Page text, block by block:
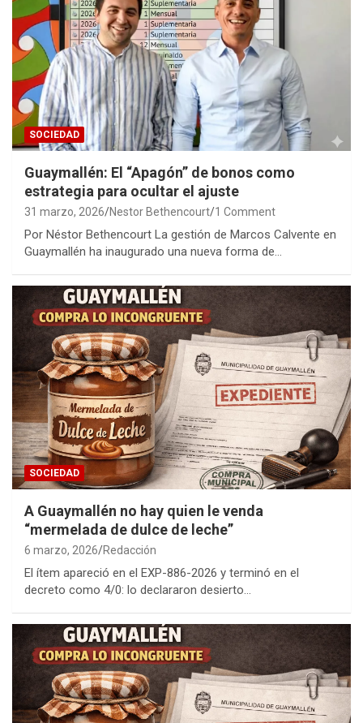
SOCIEDAD
Guaymallén: El “Apagón” de bonos como
estrategia para ocultar el ajuste
31 marzo, 2026 Nestor Bethencourt 1 Comment
Por Néstor Bethencourt La gestión de Marcos Calvente en
Guaymallén ha inaugurado una nueva forma de…
SOCIEDAD
A Guaymallén no hay quien le venda
“mermelada de dulce de leche”
6 marzo, 2026 Redacción
El ítem apareció en el EXP-886-2026 y terminó en el
decreto como 4/0: lo declararon desierto…